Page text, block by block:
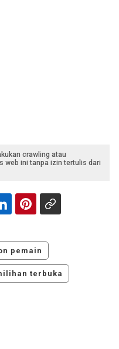
crawling atau
web ini tanpa izin tertulis dari
pemain
terbuka